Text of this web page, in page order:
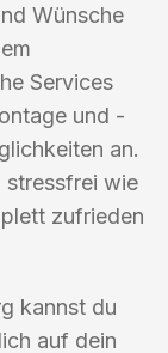
Wünsche
Services
und -
an.
stressfrei wie
zufrieden
kannst du
auf dein